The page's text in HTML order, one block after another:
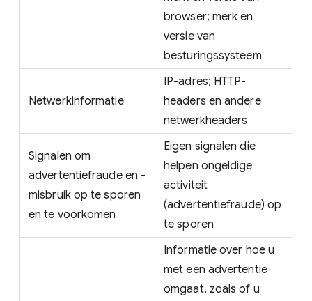
browser; merk en
versie van
besturingssysteem
Netwerkinformatie
IP-adres; HTTP-
headers en andere
netwerkheaders
Signalen om
advertentiefraude en -
misbruik op te sporen
en te voorkomen
Eigen signalen die
helpen ongeldige
activiteit
(advertentiefraude) op
te sporen
Informatie over hoe u
met een advertentie
omgaat, zoals of u